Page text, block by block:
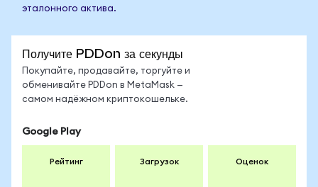
эталонного актива.
Получите PDDon за секунды
Покупайте, продавайте, торгуйте и
обменивайте PDDon в MetaMask —
самом надёжном криптокошельке.
Google Play
Рейтинг Загрузок Оценок